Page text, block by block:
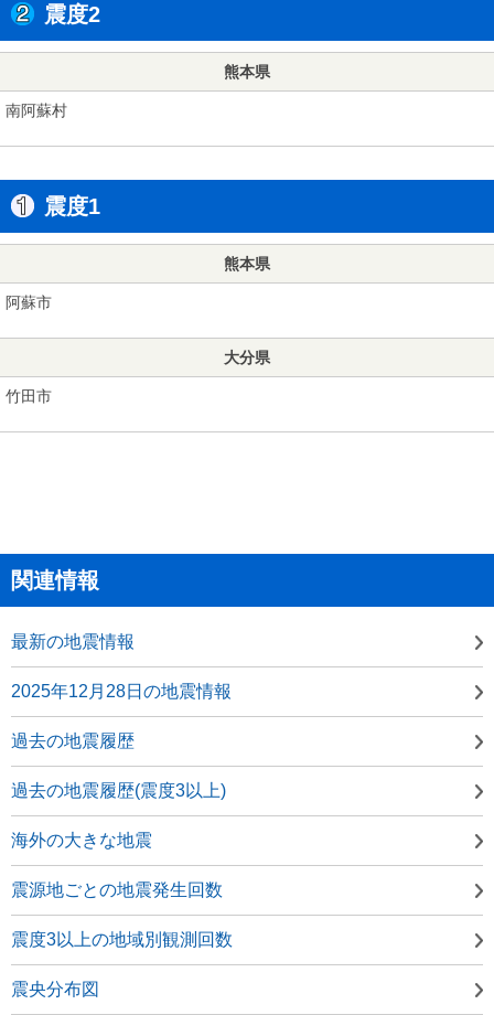
震度2
熊本県
南阿蘇村
震度1
熊本県
阿蘇市
大分県
竹田市
関連情報
最新の地震情報
2025年12月28日の地震情報
過去の地震履歴
過去の地震履歴(震度3以上)
海外の大きな地震
震源地ごとの地震発生回数
震度3以上の地域別観測回数
震央分布図